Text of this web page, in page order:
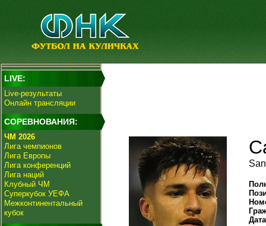
LIVE:
Live-результаты
Онлайн трансляции
СОРЕВНОВАНИЯ:
ЧМ 2026
Лига чемпионов
Лига Европы
Лига конференций
Лига наций
Клубный ЧМ
Суперкубок УЕФА
Межконтинентальный
кубок